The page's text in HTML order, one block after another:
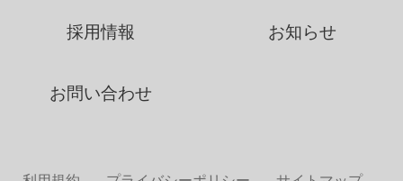
採用情報 お知らせ
お問い合わせ